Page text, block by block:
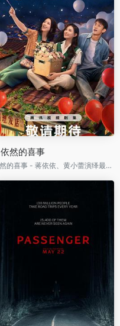
依然的喜事
依然的喜事 - 蒋依依、黄小蕾演绎最特别母女档！通灵女孩回乡操办白事，却把人间最难放下的遗憾全翻了出来